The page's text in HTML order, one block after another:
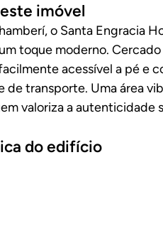
imóvel
o Santa Engracia
toque moderno.
acessível a pé e
de transporte. Uma área
valoriza a autenticidade
do edifício